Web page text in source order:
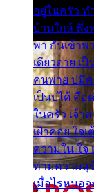
อยู่ในครัว ท
บ้านใกล้ พึ่ง
พา กันเข้าพ
เดียวดาย เ
คนพ่าย บ่มีค
เป็นบ่ได้ คือ
ในครัว เจ้า
เฝ้าคอย ใจ
ความใน ใจ
ท่ามความสุ
เมื่อไรหนอ